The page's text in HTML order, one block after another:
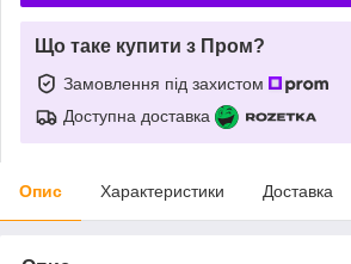
Що таке купити з Пром?
Замовлення під захистом
Доступна доставка
Опис Характеристики Доставка